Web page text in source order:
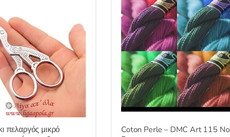
πελαργός μικρό
Coton Perle – DMC Art 115 No